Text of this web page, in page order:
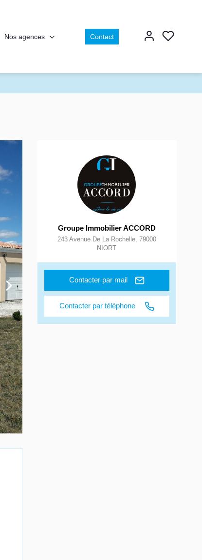
Nos agences Contact
Groupe Immobilier ACCORD
243 Avenue De La Rochelle, 79000
NIORT
Contacter par mail
Contacter par téléphone